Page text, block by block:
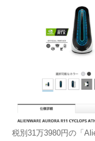
税別31万3980円の「